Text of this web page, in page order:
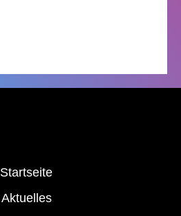
Startseite
Aktuelles